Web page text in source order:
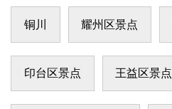
铜川 耀州区景点
印台区景点 王益区景点